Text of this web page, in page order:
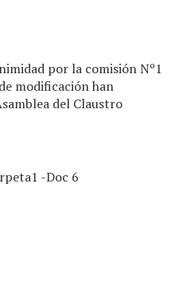
por la comisión Nº1
modificación han
del Claustro
-Doc 6